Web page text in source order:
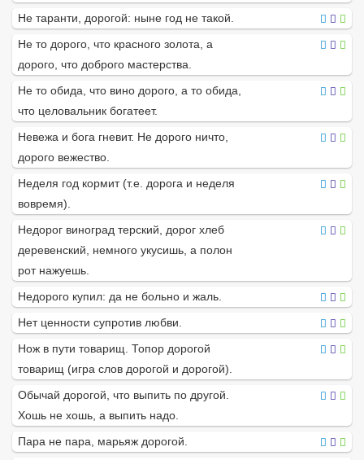
Не таранти, дорогой: ныне год не такой.
Не то дорого, что красного золота, а
дорого, что доброго мастерства.
Не то обида, что вино дорого, а то обида,
что целовальник богатеет.
Невежа и бога гневит. Не дорого ничто,
дорого вежество.
Неделя год кормит (т.е. дорога и неделя
вовремя).
Недорог виноград терский, дорог хлеб
деревенский, немного укусишь, а полон
рот нажуешь.
Недорого купил: да не больно и жаль.
Нет ценности супротив любви.
Нож в пути товарищ. Топор дорогой
товарищ (игра слов дорогой и дорогой).
Обычай дорогой, что выпить по другой.
Хошь не хошь, а выпить надо.
Пара не пара, марьяж дорогой.